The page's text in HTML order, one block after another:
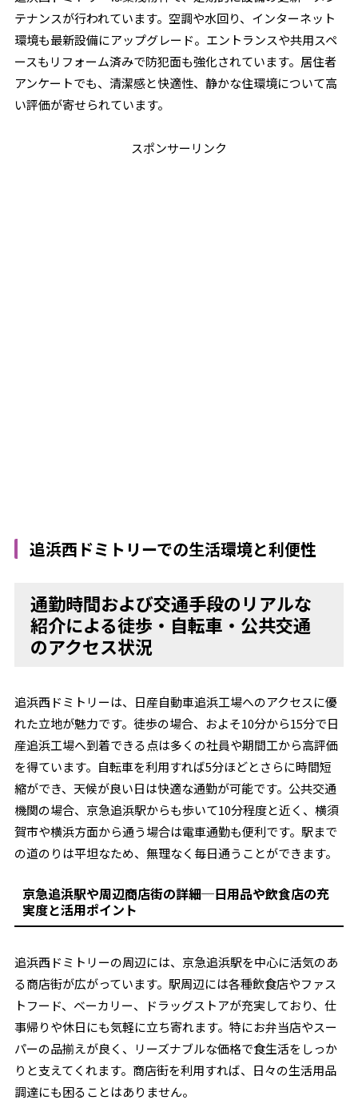
テナンスが行われています。空調や水回り、インターネット
環境も最新設備にアップグレード。エントランスや共用スペ
ースもリフォーム済みで防犯面も強化されています。居住者
アンケートでも、清潔感と快適性、静かな住環境について高
い評価が寄せられています。
スポンサーリンク
追浜西ドミトリーでの生活環境と利便性
通勤時間および交通手段のリアルな
紹介による徒歩・自転車・公共交通
のアクセス状況
追浜西ドミトリーは、日産自動車追浜工場へのアクセスに優
れた立地が魅力です。徒歩の場合、およそ10分から15分で日
産追浜工場へ到着できる点は多くの社員や期間工から高評価
を得ています。自転車を利用すれば5分ほどとさらに時間短
縮ができ、天候が良い日は快適な通勤が可能です。公共交通
機関の場合、京急追浜駅からも歩いて10分程度と近く、横須
賀市や横浜方面から通う場合は電車通勤も便利です。駅まで
の道のりは平坦なため、無理なく毎日通うことができます。
京急追浜駅や周辺商店街の詳細─日用品や飲食店の充
実度と活用ポイント
追浜西ドミトリーの周辺には、京急追浜駅を中心に活気のあ
る商店街が広がっています。駅周辺には各種飲食店やファス
トフード、ベーカリー、ドラッグストアが充実しており、仕
事帰りや休日にも気軽に立ち寄れます。特にお弁当店やスー
パーの品揃えが良く、リーズナブルな価格で食生活をしっか
りと支えてくれます。商店街を利用すれば、日々の生活用品
調達にも困ることはありません。